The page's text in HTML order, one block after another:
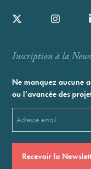
Inscription à la
Ne manquez aucune
ou l’avancée des
(Nécessaire)